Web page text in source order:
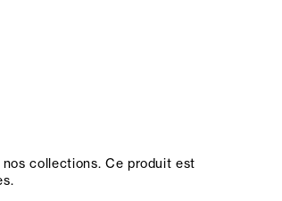
collections. Ce produit est